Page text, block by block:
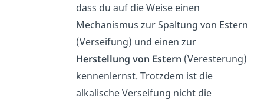
dass du auf die Weise einen
Mechanismus zur Spaltung von Estern
(Verseifung) und einen zur
Herstellung von Estern (Veresterung)
kennenlernst. Trotzdem ist die
alkalische Verseifung nicht die